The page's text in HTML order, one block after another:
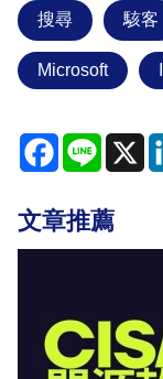
搜尋 駭客
Microsoft
Facebook
Line X
文章推薦